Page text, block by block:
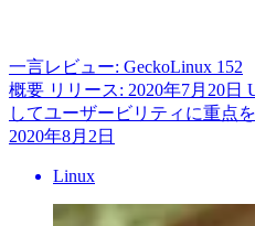
一言レビュー: GeckoLinux 152
概要 リリース: 2020年7月20日
してユーザービリティに重点
2020年8月2日
Linux